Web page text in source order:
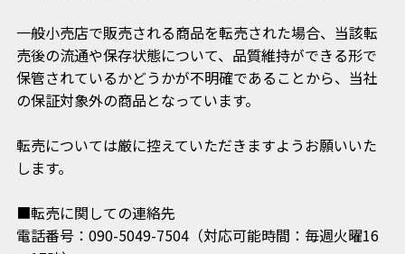
一般小売店で販売される商品を転売された場合、当該転
売後の流通や保存状態について、品質維持ができる形で
保管されているかどうかが不明確であることから、当社
の保証対象外の商品となっています。
転売については厳に控えていただきますようお願いいた
します。
■転売に関しての連絡先
電話番号：090-5049-7504（対応可能時間：毎週火曜16